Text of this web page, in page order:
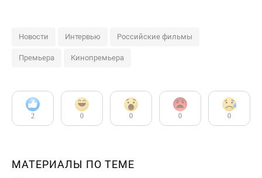
Новости Интервью Российские фильмы
Премьера Кинопремьера
2 0 0 0 0
МАТЕРИАЛЫ ПО ТЕМЕ